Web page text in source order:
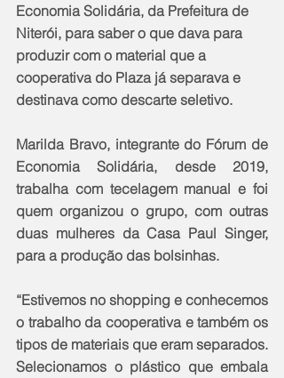
Economia Solidária, da Prefeitura de
Niterói, para saber o que dava para
produzir com o material que a
cooperativa do Plaza já separava e
destinava como descarte seletivo.
Marilda Bravo, integrante do Fórum de
Economia Solidária, desde 2019,
trabalha com tecelagem manual e foi
quem organizou o grupo, com outras
duas mulheres da Casa Paul Singer,
para a produção das bolsinhas.
“Estivemos no shopping e conhecemos
o trabalho da cooperativa e também os
tipos de materiais que eram separados.
Selecionamos o plástico que embala